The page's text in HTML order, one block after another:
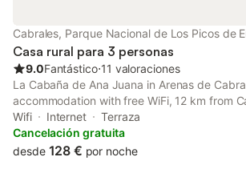
Cabrales, Parque Nacional de Los Picos de
Casa rural para 3 personas
9.0Fantástico⋅11 valoraciones
La Cabaña de Ana Juana in Arenas de
accommodation with free WiFi, 12 km from
from Fuente Dé Cable Car and 23 km from
Hermida.
Wifi Internet
Terraza
Cancelación gratuita
desde 128 € por noche